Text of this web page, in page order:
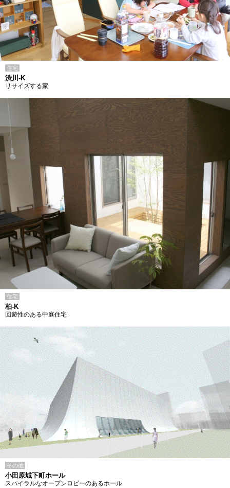
住宅
渋川-K
リサイズする家
住宅
柏-K
回遊性のある中庭住宅
その他
小田原城下町ホール
スパイラルなオープンロビーのあるホール